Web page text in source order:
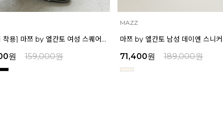
[박신혜 착용] 마쯔 by 엘칸토 여성 스퀘어 쉐입 펌프스 6cm LCWD11M313
원 159,000원
MAZZ
71,400원 189,000원